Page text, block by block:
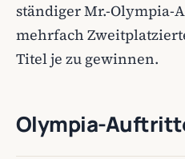
ständiger Mr.-Olympia-
mehrfach
Titel je zu gewinnen.
Olympia-